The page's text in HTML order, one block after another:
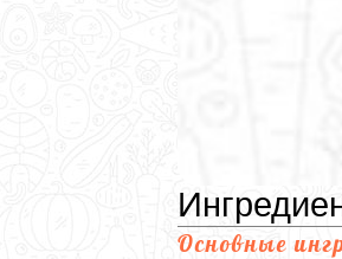
Основные